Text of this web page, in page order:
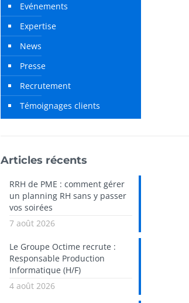
Evénements
Expertise
News
Presse
Recrutement
Témoignages clients
Articles récents
RRH de PME : comment gérer
un planning RH sans y passer
vos soirées
7 août 2026
Le Groupe Octime recrute :
Responsable Production
Informatique (H/F)
4 août 2026